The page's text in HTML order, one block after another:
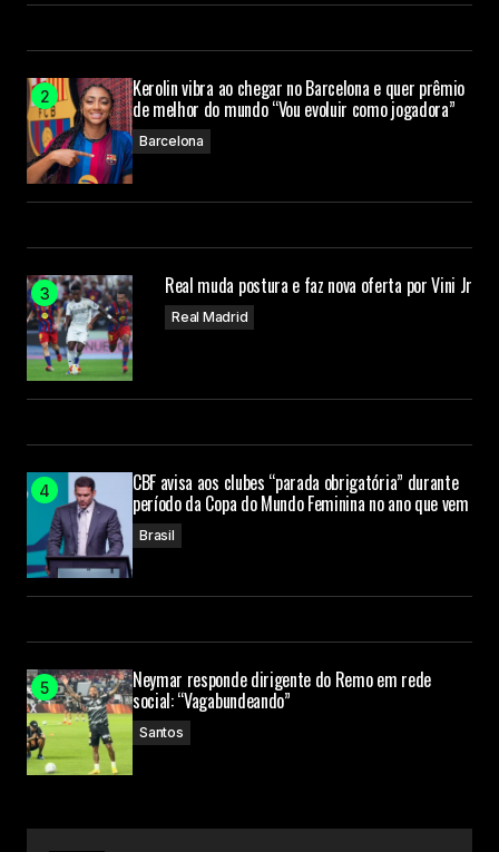
Kerolin vibra ao chegar no Barcelona e quer prêmio
de melhor do mundo “Vou evoluir como jogadora”
Barcelona
Real muda postura e faz nova oferta por Vini Jr
Real Madrid
CBF avisa aos clubes “parada obrigatória” durante
período da Copa do Mundo Feminina no ano que vem
Brasil
Neymar responde dirigente do Remo em rede
social: “Vagabundeando”
Santos